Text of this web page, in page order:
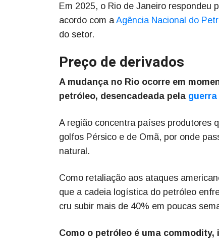
Em 2025, o Rio de Janeiro respondeu
acordo com a Agência Nacional do
do setor.
Preço de derivados
A mudança no Rio ocorre em
petróleo, desencadeada pela
A região concentra países produtores
golfos Pérsico e de Omã, por onde
natural.
Como retaliação aos ataques
que a cadeia logística do petróleo
cru subir mais de 40% em poucas
Como o petróleo é uma